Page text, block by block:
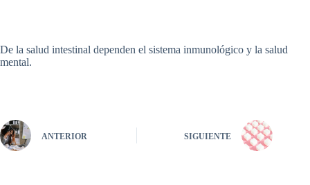
De la salud intestinal dependen el sistema inmunológico y la salud
mental.
ANTERIOR SIGUIENTE